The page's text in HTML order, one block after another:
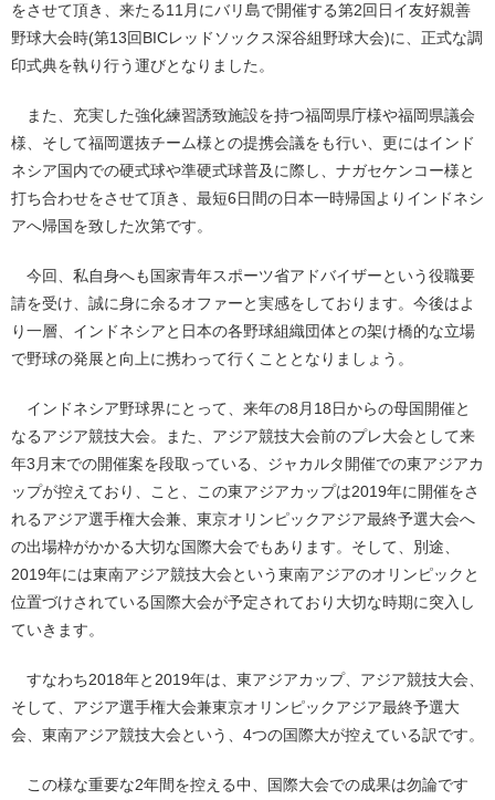
をさせて頂き、来たる11月にバリ島で開催する第2回日イ友好親善
野球大会時(第13回BICレッドソックス深谷組野球大会)に、正式な調
印式典を執り行う運びとなりました。
また、充実した強化練習誘致施設を持つ福岡県庁様や福岡県議会
様、そして福岡選抜チーム様との提携会議をも行い、更にはインド
ネシア国内での硬式球や準硬式球普及に際し、ナガセケンコー様と
打ち合わせをさせて頂き、最短6日間の日本一時帰国よりインドネシ
アへ帰国を致した次第です。
今回、私自身へも国家青年スポーツ省アドバイザーという役職要
請を受け、誠に身に余るオファーと実感をしております。今後はよ
り一層、インドネシアと日本の各野球組織団体との架け橋的な立場
で野球の発展と向上に携わって行くこととなりましょう。
インドネシア野球界にとって、来年の8月18日からの母国開催と
なるアジア競技大会。また、アジア競技大会前のプレ大会として来
年3月末での開催案を段取っている、ジャカルタ開催での東アジアカ
ップが控えており、こと、この東アジアカップは2019年に開催をさ
れるアジア選手権大会兼、東京オリンピックアジア最終予選大会へ
の出場枠がかかる大切な国際大会でもあります。そして、別途、
2019年には東南アジア競技大会という東南アジアのオリンピックと
位置づけされている国際大会が予定されており大切な時期に突入し
ていきます。
すなわち2018年と2019年は、東アジアカップ、アジア競技大会、
そして、アジア選手権大会兼東京オリンピックアジア最終予選大
会、東南アジア競技大会という、4つの国際大が控えている訳です。
この様な重要な2年間を控える中、国際大会での成果は勿論です